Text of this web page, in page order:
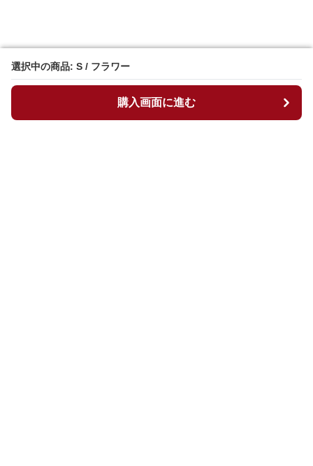
選択中の商品: S / フラワー
購入画面に進む
選択中の商品: S / フラワー
購入画面に進む